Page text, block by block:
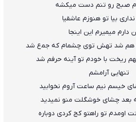
ﺻﺒﺢ رو ﺗﻨﻢ دﺳﺖ ﻣﻴﻜﺸﻪ
ﺑﻴﺎ ﺗﻮ ﻫﻨﻮزم ﻋﺎﺷﻘﻴﺎ
دارم ﻣﻴﻤﻴﺮم اﻳﻦ اﻳﻨﺠﺎ
ﻫﻢ ﺷﺪ ﺗﻬﺶ ﺗﻮی ﭼﺸﻤﺎم ﻛﻪ ﺟﻤع ﺷﺪ
رﻳﺨﺖ ﺑﺎ ﺧﻮدم ﺗﻮ آﻳﻨﻪ ﺣﺮﻓﻢ ﺷﺪ
ﺗﻨﻬﺎﻳﻰ آراﻣﺸﻢ
ﺧﻴﺴﻢ ﻧﻴﻢ ﺳﺎﻋﺖ آروم ﻧﺨﻮاﺑﻴﺪ
ﺑﻌﺪ ﭼﺸﺎی ﺧﻮﺷﮕﻠﺖ ﻣﻨﻮ ﻧﻤﻴﺪﻳﺪ
ﺗﻮ راﻫﺘﻮ ﻛﺞ ﻛﺮدی دوﺑﺎره